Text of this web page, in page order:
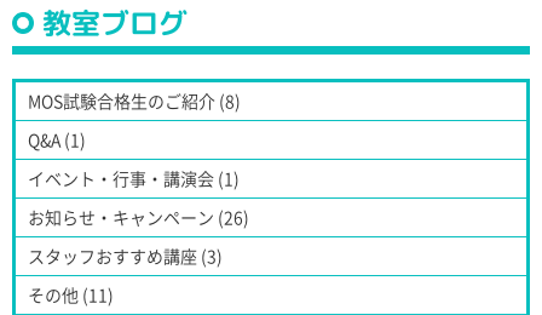
教室ブログ
MOS試験合格生のご紹介 (8)
Q&A (1)
イベント・行事・講演会 (1)
お知らせ・キャンペーン (26)
スタッフおすすめ講座 (3)
その他 (11)